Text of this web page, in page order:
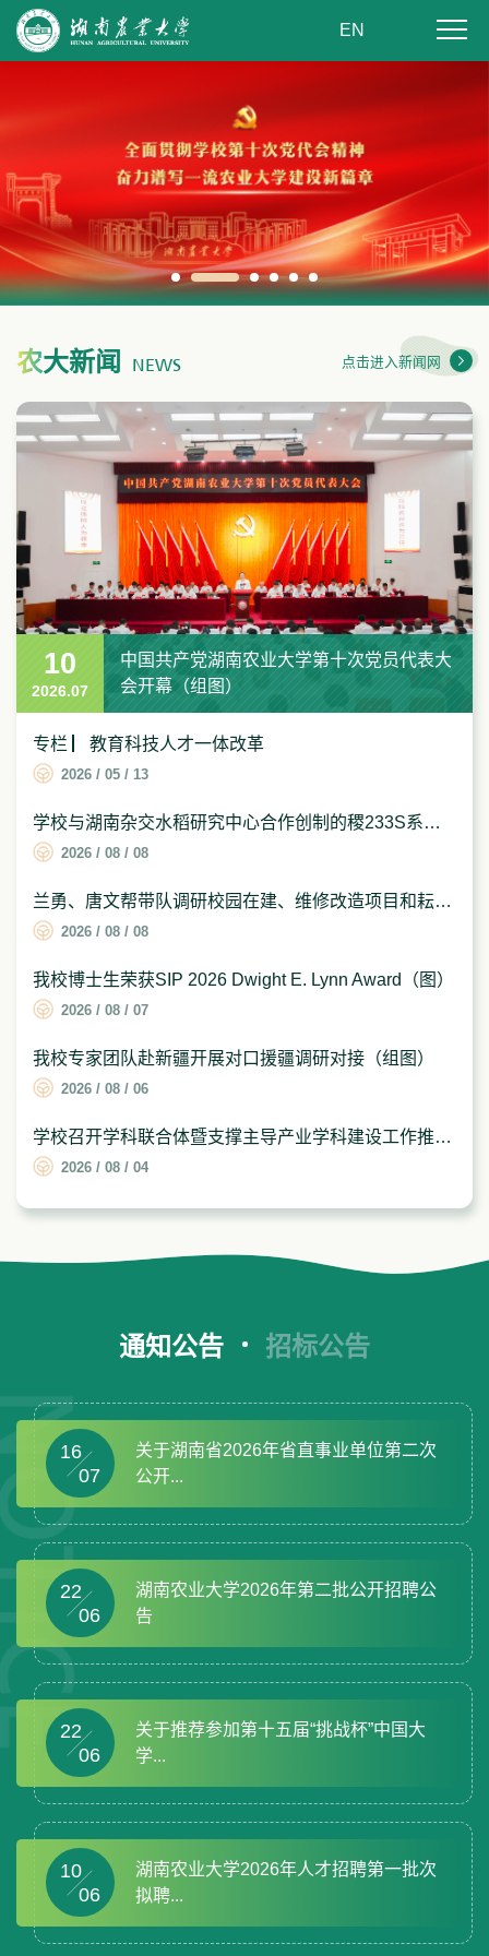
EN
农大新闻 NEWS 点击进入新闻网
专栏 ▏教育科技人才一体改革
2026 / 05 / 13
学校与湖南杂交水稻研究中心合作创制的稷233S系列组合耐极端高温特性通过现场...
2026 / 08 / 08
兰勇、唐文帮带队调研校园在建、维修改造项目和耘园基地（组图）
2026 / 08 / 08
我校博士生荣获SIP 2026 Dwight E. Lynn Award（图）
2026 / 08 / 07
我校专家团队赴新疆开展对口援疆调研对接（组图）
2026 / 08 / 06
学校召开学科联合体暨支撑主导产业学科建设工作推进会（图）
2026 / 08 / 04
高山到湖南农业大学调研：锚定“双一流”建
设目标 努力培养更多知农爱农新型人才（组
图）
10
2026.03
中国共产党湖南农业大学第十次党员代表大
会开幕（组图）
10
2026.07
祝贺！唐文帮教授团队成果荣获国家技术发
明奖（图）
08
2026.07
学校举行庆祝中国共产党成立105周年暨“七
一”表彰大会（组图）
01
2026.07
我校农学院硕士研究生朱霞获评全国优秀党
务工作者（图）
02
2026.07
通知公告 招标公告
16
07
关于湖南省2026年省直事业单位第二次
公开...
22
06
湖南农业大学2026年第二批公开招聘公
告
22
06
关于推荐参加第十五届“挑战杯”中国大
学...
10
06
湖南农业大学2026年人才招聘第一批次
拟聘...